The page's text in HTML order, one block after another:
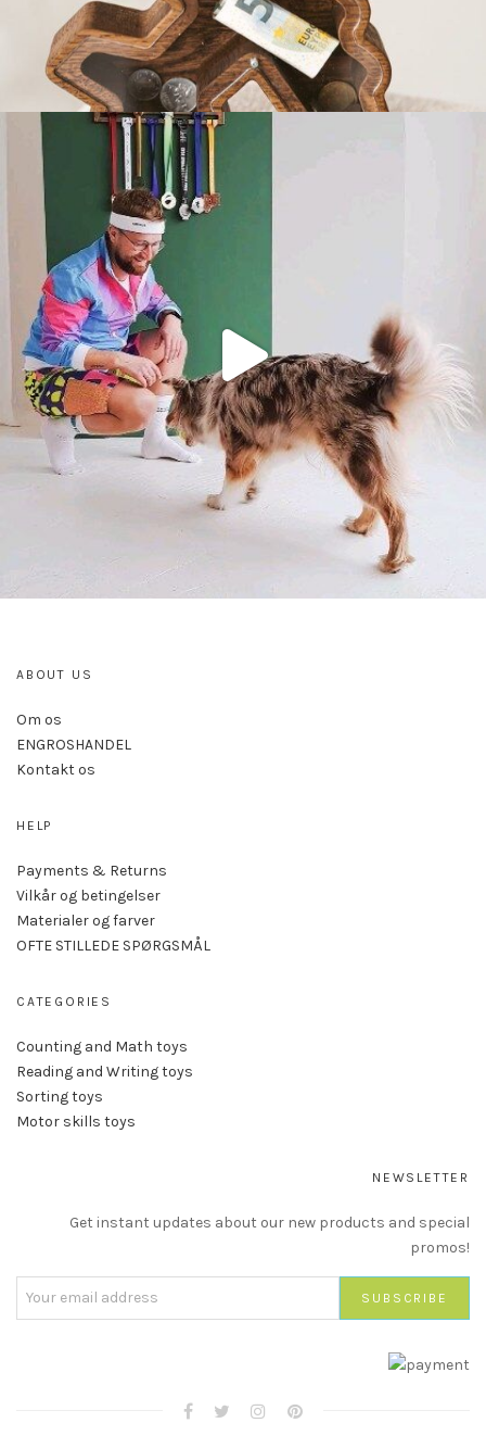
ABOUT US
Om os
ENGROSHANDEL
Kontakt os
HELP
Payments & Returns
Vilkår og betingelser
Materialer og farver
OFTE STILLEDE SPØRGSMÅL
CATEGORIES
Counting and Math toys
Reading and Writing toys
Sorting toys
Motor skills toys
NEWSLETTER
Get instant updates about our new products and special
promos!